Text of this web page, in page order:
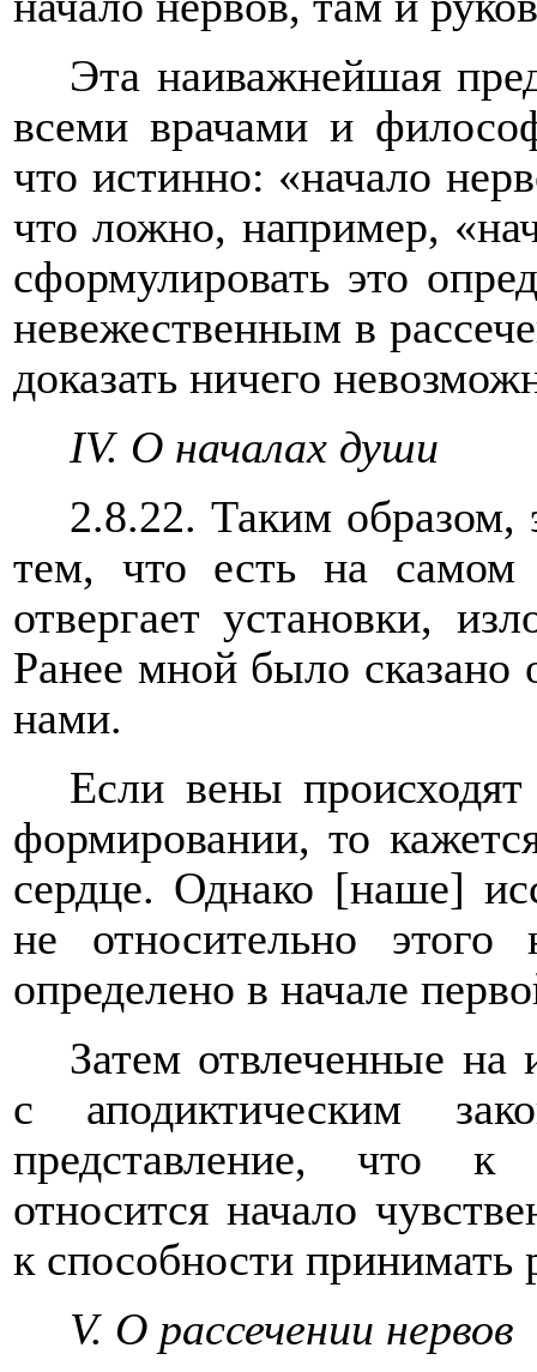
Эта наиважнейшая
всеми врачами и
что истинно: «начало
что ложно, например,
сформулировать это
невежественным в
доказать ничего
IV. О началах души
2.8.22. Таким образом,
тем, что есть на
отвергает установки,
Ранее мной было сказано
нами.
Если вены
формировании, то
сердце. Однако [наше]
не относительно
определено в начале
Затем отвлеченные на
с аподиктическим
представление, что
относится начало
к способности принимать
V. О рассечении нервов